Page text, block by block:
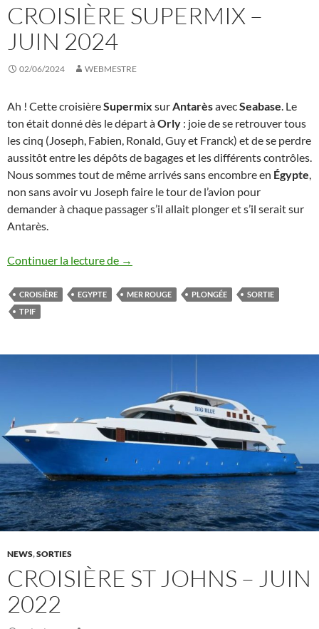
CROISIÈRE SUPERMIX –
JUIN 2024
02/06/2024 WEBMESTRE
Ah ! Cette croisièreSupermix surAntarèsavecSeabase. Le
ton était donné dès le départ àOrly : joie de se retrouver tous
les cinq (Joseph, Fabien, Ronald, Guy et Franck) et de se perdre
aussitôt entre les dépôts de bagages et les différents contrôles.
Nous sommes tout de même arrivés sans encombre en Égypte,
non sans avoir vu Joseph faire le tour de l’avion pour
demander à chaque passager s’il allait plonger et s’il serait sur
Antarès.
Continuer la lecture de Croisière Supermix – Juin 2024
→
CROISIÈRE EGYPTE MER ROUGE PLONGÉE
SORTIE
TPIF
NEWS,SORTIES
CROISIÈRE ST JOHNS – JUIN
2022